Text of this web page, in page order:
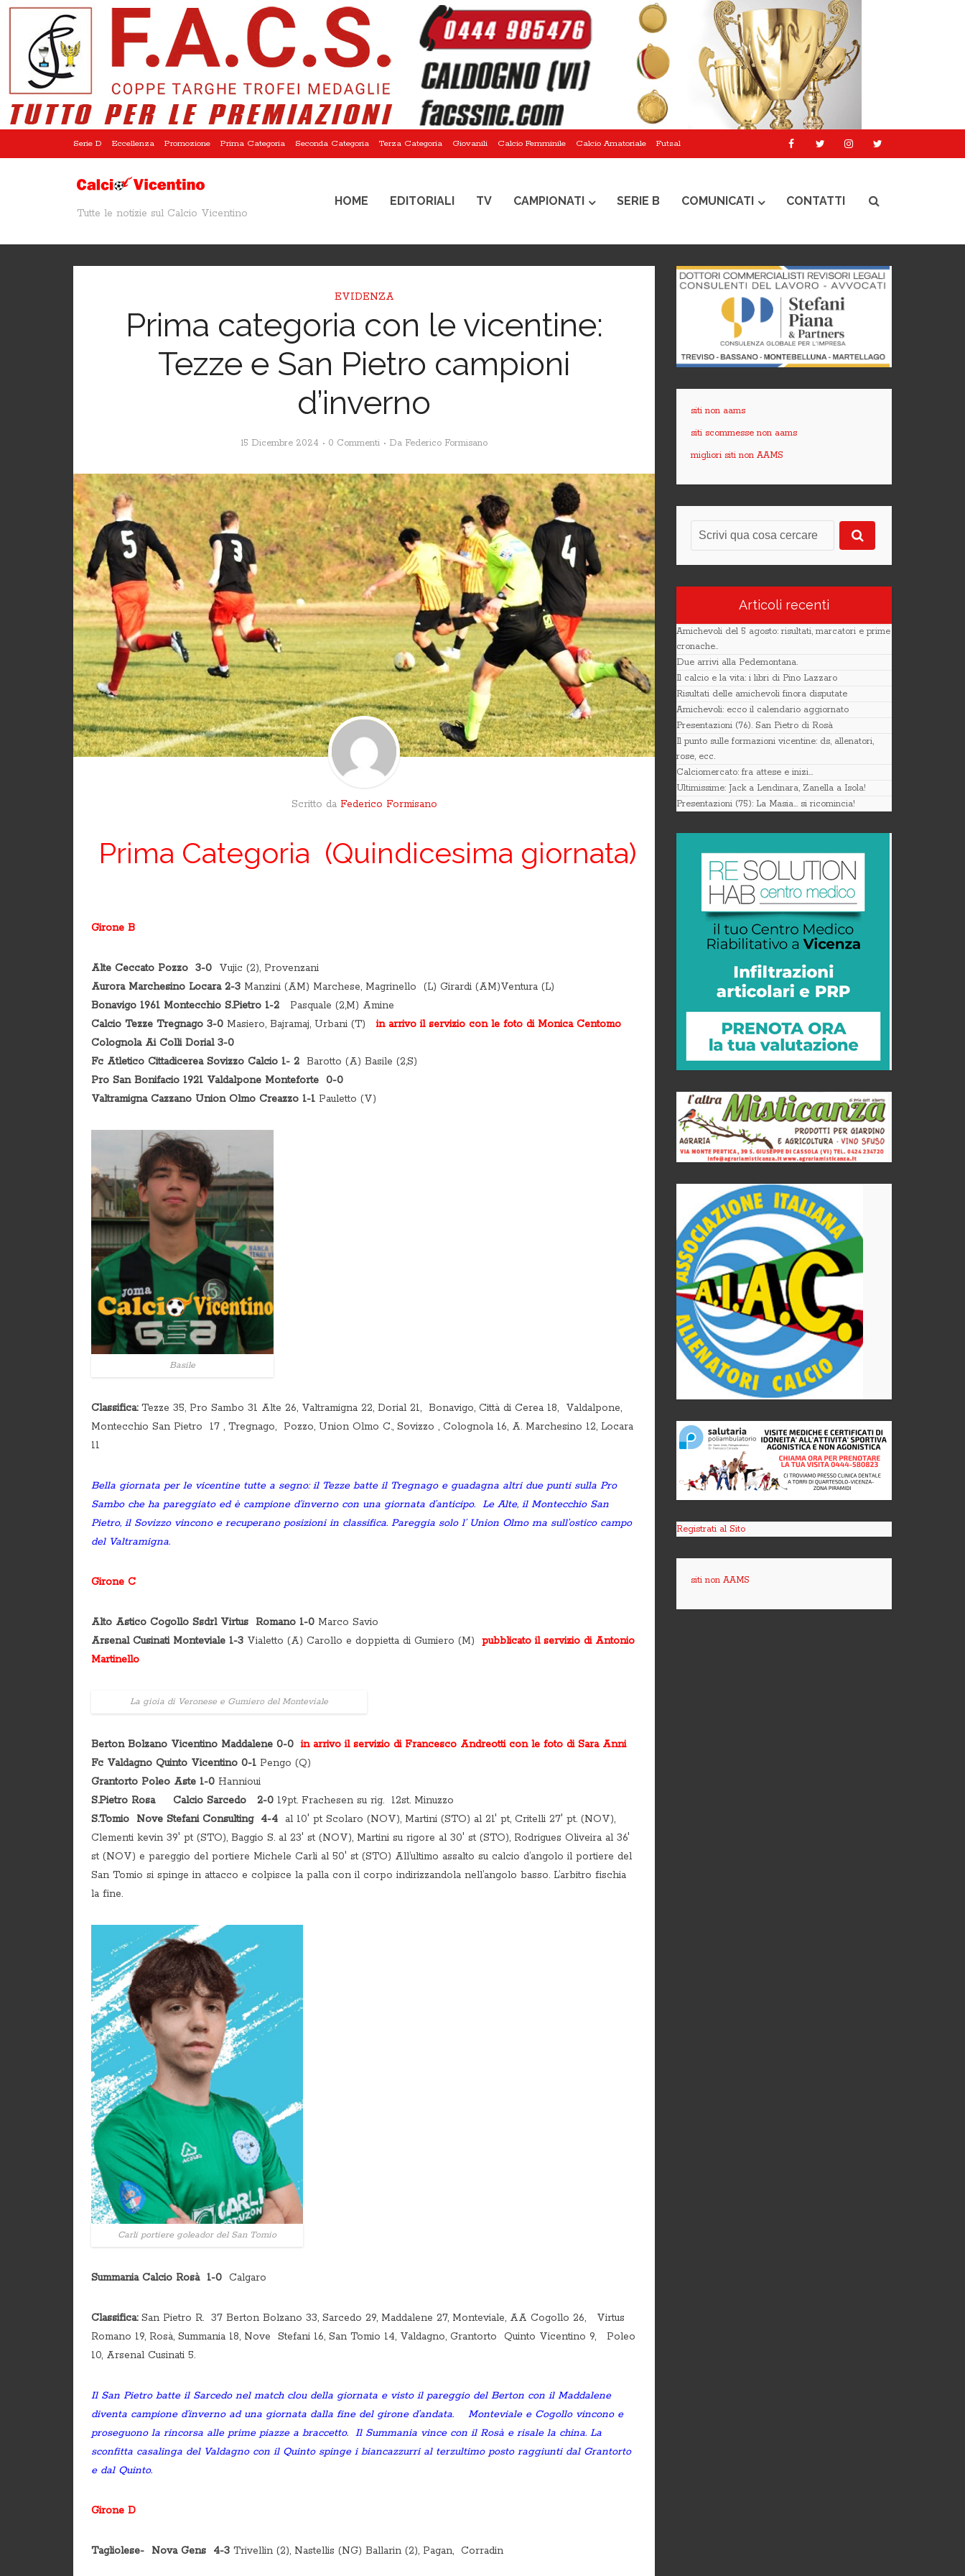
Serie D Eccellenza Promozione Prima Categoria Seconda Categoria Terza Categoria Giovanili Calcio Femminile Calcio Amatoriale Futsal
Tutte le notizie sul Calcio Vicentino
HOME EDITORIALI TV CAMPIONATI SERIE B COMUNICATI CONTATTI
EVIDENZA
Prima categoria con le vicentine:
Tezze e San Pietro campioni
d’inverno
15 Dicembre 2024 0 Commenti Da Federico Formisano
Scritto da Federico Formisano
Prima Categoria (Quindicesima giornata)
Girone B
Alte Ceccato Pozzo 3-0 Vujic (2), Provenzani
Aurora Marchesino Locara 2-3 Manzini (AM) Marchese, Magrinello (L) Girardi (AM)Ventura (L)
Bonavigo 1961 Montecchio S.Pietro 1-2 Pasquale (2,M) Amine
Calcio Tezze Tregnago 3-0 Masiero, Bajramaj, Urbani (T)
in arrivo il servizio con le foto di Monica Centomo
Colognola Ai Colli Dorial 3-0
Fc Atletico Cittadicerea Sovizzo Calcio 1- 2 Barotto (A) Basile (2,S)
Pro San Bonifacio 1921 Valdalpone Monteforte 0-0
Valtramigna Cazzano Union Olmo Creazzo 1-1 Pauletto (V)
Basile
Classifica: Tezze 35, Pro Sambo 31 Alte 26, Valtramigna 22, Dorial 21, Bonavigo, Città di Cerea 18, Valdalpone,
Montecchio San Pietro 17 , Tregnago, Pozzo, Union Olmo C., Sovizzo , Colognola 16, A. Marchesino 12, Locara
11
Bella giornata per le vicentine tutte a segno: il Tezze batte il Tregnago e guadagna altri due punti sulla Pro
Sambo che ha pareggiato ed è campione d’inverno con una giornata d’anticipo. Le Alte, il Montecchio San
Pietro, il Sovizzo vincono e recuperano posizioni in classifica. Pareggia solo l’ Union Olmo ma sull’ostico campo
del Valtramigna.
Girone C
Alto Astico Cogollo Ssdrl Virtus Romano 1-0 Marco Savio
Arsenal Cusinati Monteviale 1-3 Vialetto (A) Carollo e doppietta di Gumiero (M) pubblicato il servizio di Antonio
Martinello
La gioia di Veronese e Gumiero del Monteviale
Berton Bolzano Vicentino Maddalene 0-0 in arrivo il servizio di Francesco Andreotti con le foto di Sara Anni
Fc Valdagno Quinto Vicentino 0-1 Pengo (Q)
Grantorto Poleo Aste 1-0 Hannioui
S.Pietro Rosa Calcio Sarcedo 2-0 19pt. Frachesen su rig. 12st. Minuzzo
S.Tomio Nove Stefani Consulting 4-4 al 10′ pt Scolaro (NOV), Martini (STO) al 21′ pt, Critelli 27′ pt. (NOV),
Clementi kevin 39′ pt (STO), Baggio S. al 23′ st (NOV), Martini su rigore al 30′ st (STO), Rodrigues Oliveira al 36′
st (NOV) e pareggio del portiere Michele Carli al 50′ st (STO) All’ultimo assalto su calcio d’angolo il portiere del
San Tomio si spinge in attacco e colpisce la palla con il corpo indirizzandola nell’angolo basso. L’arbitro fischia
la fine.
Carli portiere goleador del San Tomio
Summania Calcio Rosà 1-0 Calgaro
Classifica: San Pietro R. 37 Berton Bolzano 33, Sarcedo 29, Maddalene 27, Monteviale, AA Cogollo 26, Virtus
Romano 19, Rosà, Summania 18, Nove Stefani 16, San Tomio 14, Valdagno, Grantorto Quinto Vicentino 9, Poleo
10, Arsenal Cusinati 5.
Il San Pietro batte il Sarcedo nel match clou della giornata e visto il pareggio del Berton con il Maddalene
diventa campione d’inverno ad una giornata dalla fine del girone d’andata. Monteviale e Cogollo vincono e
proseguono la rincorsa alle prime piazze a braccetto. Il Summania vince con il Rosà e risale la china. La
sconfitta casalinga del Valdagno con il Quinto spinge i biancazzurri al terzultimo posto raggiunti dal Grantorto
e dal Quinto.
Girone D
Tagliolese- Nova Gens 4-3 Trivellin (2), Nastellis (NG) Ballarin (2), Pagan, Corradin
siti non aams
siti scommesse non aams
migliori siti non AAMS
Articoli recenti
Amichevoli del 5 agosto: risultati, marcatori e prime
cronache..
Due arrivi alla Pedemontana.
Il calcio e la vita: i libri di Pino Lazzaro
Risultati delle amichevoli finora disputate
Amichevoli: ecco il calendario aggiornato
Presentazioni (76). San Pietro di Rosà
Il punto sulle formazioni vicentine: ds, allenatori,
rose, ecc.
Calciomercato: fra attese e inizi…
Ultimissime: Jack a Lendinara, Zanella a Isola!
Presentazioni (75): La Masia… si ricomincia!
Registrati al Sito
siti non AAMS